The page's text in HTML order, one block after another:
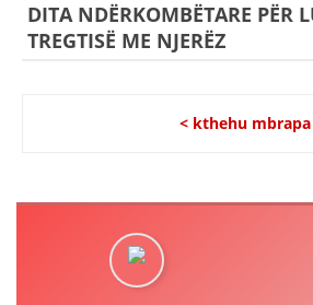
DITA NDËRKOMBËTARE PËR
TREGTISË ME NJERËZ
< kthehu mbrapa